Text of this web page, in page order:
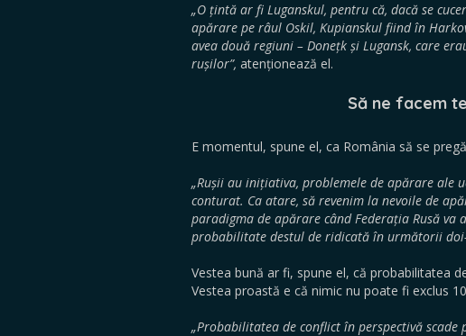
„O țintă ar fi Luganskul, pentru că, dacă se
apărare pe râul Oskil, Kupianskul fiind în
avea două regiuni – Donețk și Lugansk, care
rușilor”, atenționează el.
Să ne facem
E momentul, spune el, ca România să se
„Rușii au inițiativa, problemele de apărare ale
conturat. Ca atare, să revenim la nevoile de
paradigma de apărare când Federația Rusă
probabilitate destul de ridicată în următorii
Vestea bună ar fi, spune el, că probabilitatea
Vestea proastă e că nimic nu poate fi exclus
„Probabilitatea de conflict în perspectivă scade